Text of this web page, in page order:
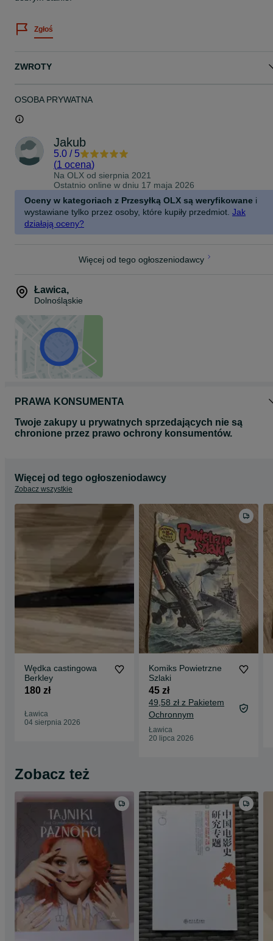
Zgłoś
ZWROTY
OSOBA PRYWATNA
Jakub
5.0 / 5
(1 ocena)
Na OLX od sierpnia 2021
Ostatnio online w dniu 17 maja 2026
Oceny w kategoriach z Przesyłką OLX są weryfikowane i
wystawiane tylko przez osoby, które kupiły przedmiot. Jak
działają oceny?
Więcej od tego ogłoszeniodawcy
Ławica,
Dolnośląskie
PRAWA KONSUMENTA
Twoje zakupy u prywatnych sprzedających nie są
chronione przez prawo ochrony konsumentów.
Więcej od tego ogłoszeniodawcy
Zobacz wszystkie
Wędka castingowa
Berkley
180 zł
Ławica
04 sierpnia 2026
Komiks Powietrzne
Szlaki
45 zł
49,58 zł z Pakietem
Ochronnym
Ławica
20 lipca 2026
Zobacz też